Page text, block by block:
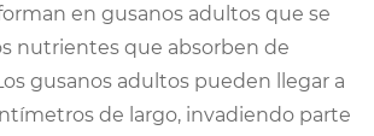
en gusanos adultos que se
nutrientes que absorben de
gusanos adultos pueden llegar a
de largo, invadiendo parte